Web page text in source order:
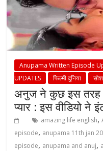
Anupama Written Episode
UPDATES
फिल्मी दुनिया
अनुज ने कुछ इस तरह
प्यार : इस वीडियो ने
amazing life english,
episode, anupama 11th jan
episode, anupama and anuj,